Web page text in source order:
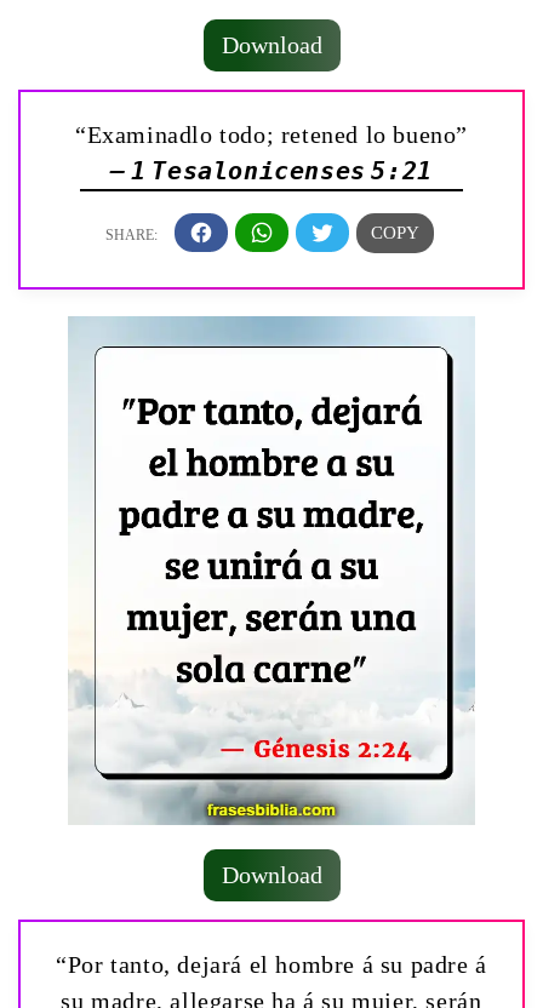
Download
“Examinadlo todo; retened lo bueno”
— 1 Tesalonicenses 5:21
Download
“Por tanto, dejará el hombre á su padre á
su madre, allegarse ha á su mujer, serán